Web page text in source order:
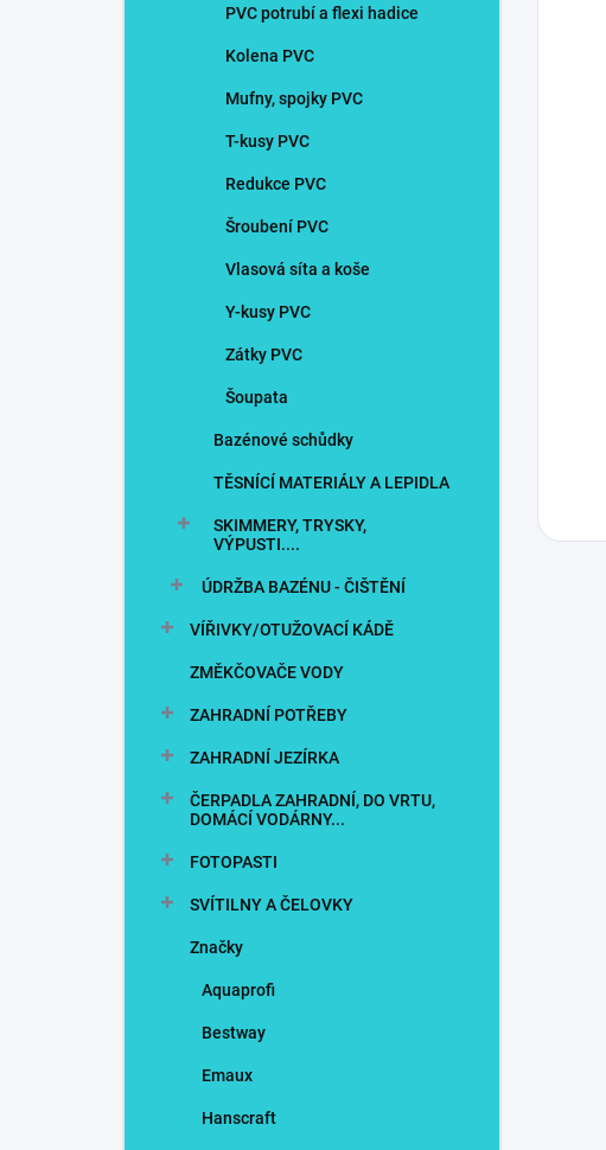
PVC potrubí a flexi hadice
Kolena PVC
Mufny, spojky PVC
T-kusy PVC
Redukce PVC
Šroubení PVC
Vlasová síta a koše
Y-kusy PVC
Zátky PVC
Šoupata
Bazénové schůdky
TĚSNÍCÍ MATERIÁLY A LEPIDLA
SKIMMERY, TRYSKY,
VÝPUSTI....
ÚDRŽBA BAZÉNU - ČIŠTĚNÍ
VÍŘIVKY/OTUŽOVACÍ KÁDĚ
ZMĚKČOVAČE VODY
ZAHRADNÍ POTŘEBY
ZAHRADNÍ JEZÍRKA
ČERPADLA ZAHRADNÍ, DO VRTU,
DOMÁCÍ VODÁRNY...
FOTOPASTI
SVÍTILNY A ČELOVKY
Značky
Aquaprofi
Bestway
Emaux
Hanscraft